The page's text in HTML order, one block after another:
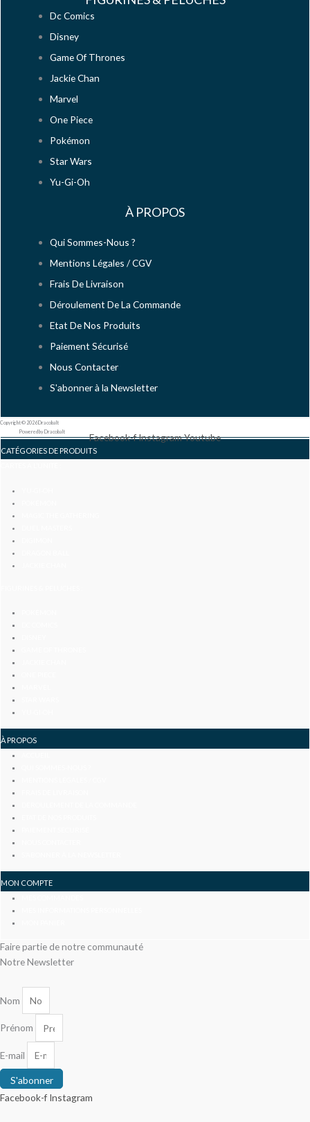
Dc Comics
Disney
Game Of Thrones
Jackie Chan
Marvel
One Piece
Pokémon
Star Wars
Yu-Gi-Oh
À PROPOS
Qui Sommes-Nous ?
Mentions Légales / CGV
Frais De Livraison
Déroulement De La Commande
Etat De Nos Produits
Paiement Sécurisé
Nous Contacter
S'abonner à la Newsletter
Copyright © 2026 Dracobalt
Powered by Dracobalt
Facebook-fInstagramYoutube
CATÉGORIES DE PRODUITS
À PROPOS
MON COMPTE
Faire partie de notre communauté
Notre Newsletter
Nom
Prénom
E-mail
S'abonner
Facebook-f Instagram